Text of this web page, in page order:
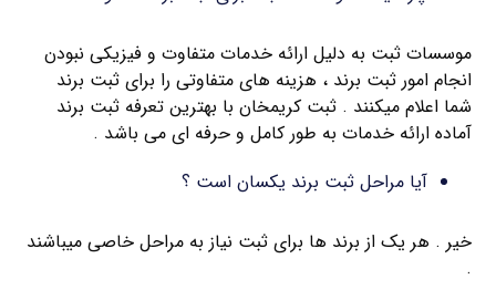
موسسات ثبت به دلیل ارائه خدمات متفاوت و فیزیکی نبودن
انجام امور ثبت برند ، هزینه های متفاوتی را برای ثبت برند
شما اعلام میکنند . ثبت کریمخان با بهترین تعرفه ثبت برند
آماده ارائه خدمات به طور کامل و حرفه ای می باشد .
آیا مراحل ثبت برند یکسان است ؟
خیر . هر یک از برند ها برای ثبت نیاز به مراحل خاصی میباشند
.